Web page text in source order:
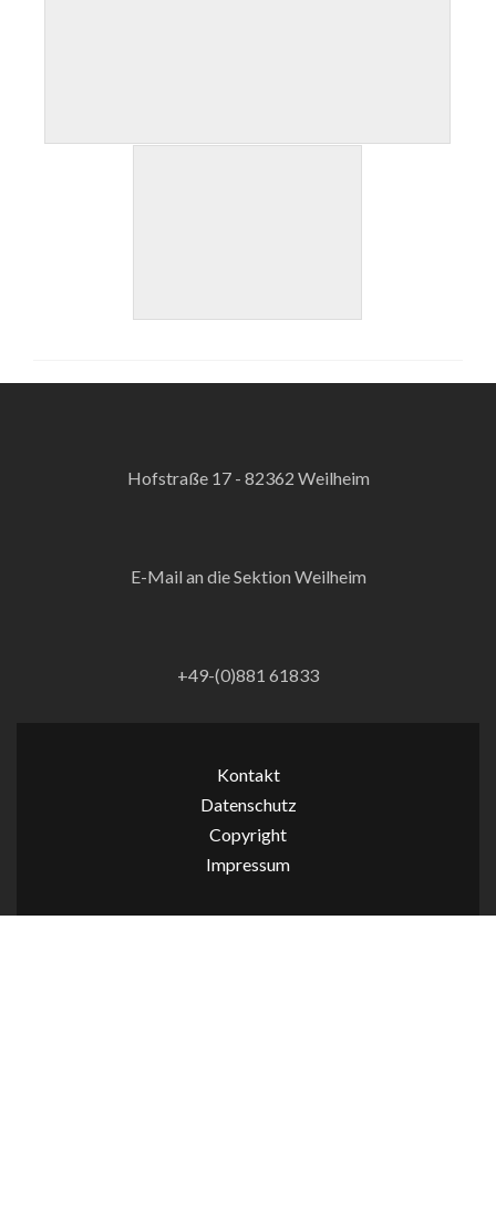
Hofstraße 17 - 82362 Weilheim
E-Mail an die Sektion Weilheim
+49-(0)881 61833
Kontakt
Datenschutz
Copyright
Impressum